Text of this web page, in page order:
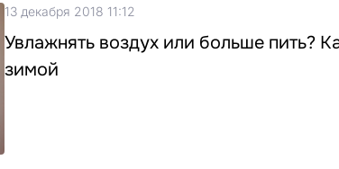
13 декабря 2018 11:12
Увлажнять воздух или больше пить?
зимой